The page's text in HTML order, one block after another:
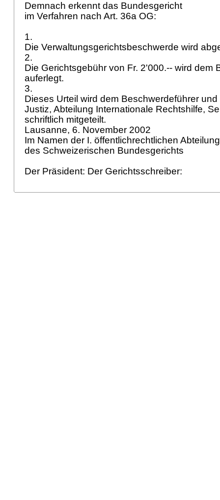
Demnach erkennt das Bundesgericht
im Verfahren nach Art. 36a OG:
1.
Die Verwaltungsgerichtsbeschwerde wird
2.
Die Gerichtsgebühr von Fr. 2'000.-- wird dem
auferlegt.
3.
Dieses Urteil wird dem Beschwerdeführer
Justiz, Abteilung Internationale Rechtshilfe,
schriftlich mitgeteilt.
Lausanne, 6. November 2002
Im Namen der I. öffentlichrechtlichen
des Schweizerischen Bundesgerichts
Der Präsident: Der Gerichtsschreiber: